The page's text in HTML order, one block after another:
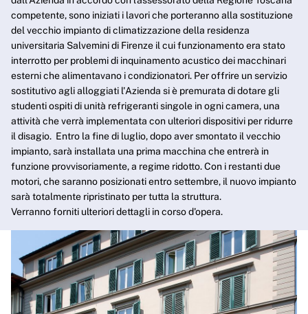
competente, sono iniziati i lavori che porteranno alla sostituzione
del vecchio impianto di climatizzazione della residenza
universitaria Salvemini di Firenze il cui funzionamento era stato
interrotto per problemi di inquinamento acustico dei macchinari
esterni che alimentavano i condizionatori. Per offrire un servizio
sostitutivo agli alloggiati l'Azienda si è premurata di dotare gli
studenti ospiti di unità refrigeranti singole in ogni camera, una
attività che verrà implementata con ulteriori dispositivi per ridurre
il disagio. Entro la fine di luglio, dopo aver smontato il vecchio
impianto, sarà installata una prima macchina che entrerà in
funzione provvisoriamente, a regime ridotto. Con i restanti due
motori, che saranno posizionati entro settembre, il nuovo impianto
sarà totalmente ripristinato per tutta la struttura.
Verranno forniti ulteriori dettagli in corso d'opera.